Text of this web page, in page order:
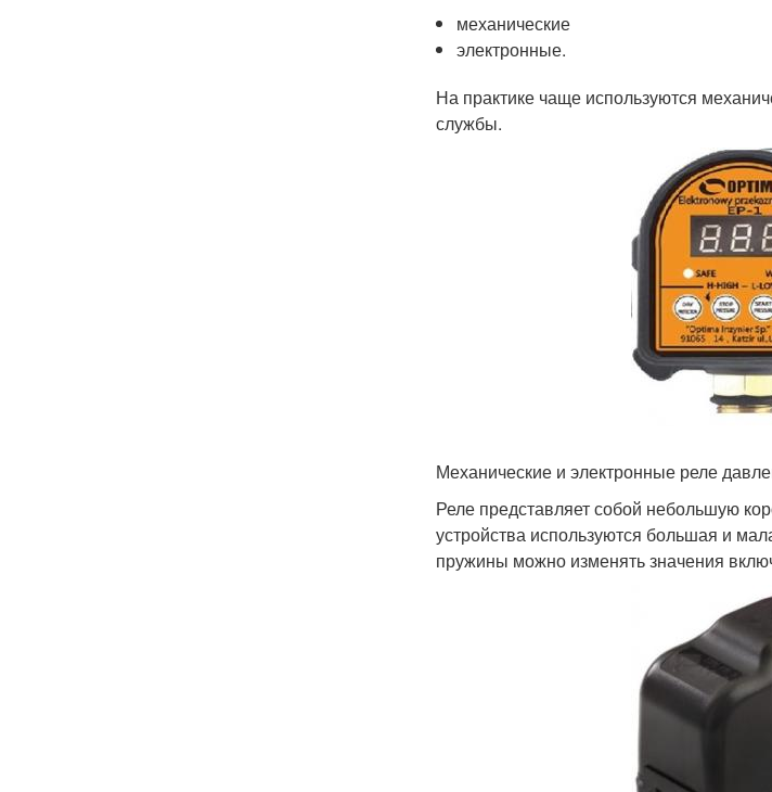
механические
электронные.
На практике чаще используются
службы.
Механические и электронные реле
Реле представляет собой небольшую
устройства используются большая и
пружины можно изменять значения